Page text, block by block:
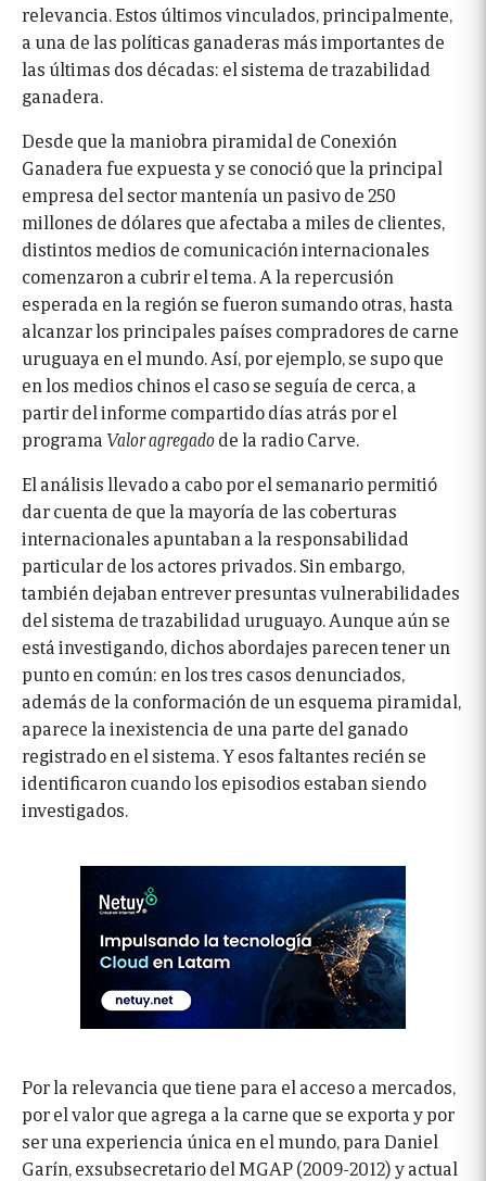
relevancia. Estos últimos vinculados, principalmente,
a una de las políticas ganaderas más importantes de
las últimas dos décadas: el sistema de trazabilidad
ganadera.
Desde que la maniobra piramidal de Conexión
Ganadera fue expuesta y se conoció que la principal
empresa del sector mantenía un pasivo de 250
millones de dólares que afectaba a miles de clientes,
distintos medios de comunicación internacionales
comenzaron a cubrir el tema. A la repercusión
esperada en la región se fueron sumando otras, hasta
alcanzar los principales países compradores de carne
uruguaya en el mundo. Así, por ejemplo, se supo que
en los medios chinos el caso se seguía de cerca, a
partir del informe compartido días atrás por el
programa Valor agregadode la radio Carve.
El análisis llevado a cabo por el semanario permitió
dar cuenta de que la mayoría de las coberturas
internacionales apuntaban a la responsabilidad
particular de los actores privados. Sin embargo,
también dejaban entrever presuntas vulnerabilidades
del sistema de trazabilidad uruguayo. Aunque aún se
está investigando, dichos abordajes parecen tener un
punto en común: en los tres casos denunciados,
además de la conformación de un esquema piramidal,
aparece la inexistencia de una parte del ganado
registrado en el sistema. Y esos faltantes recién se
identificaron cuando los episodios estaban siendo
investigados.
Por la relevancia que tiene para el acceso a mercados,
por el valor que agrega a la carne que se exporta y por
ser una experiencia única en el mundo, para Daniel
Garín, exsubsecretario del MGAP (2009-2012) y actual